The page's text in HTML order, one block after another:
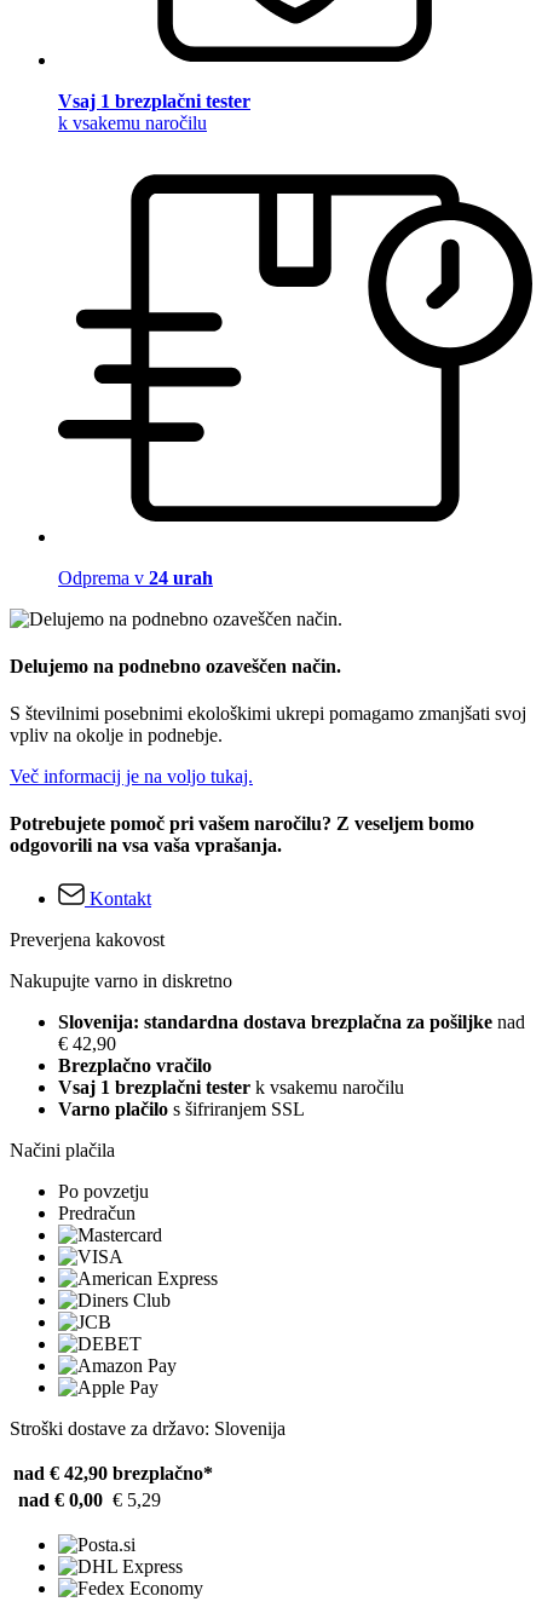
Vsaj 1 brezplačni tester
k vsakemu naročilu
Odprema v 24 urah
Delujemo na podnebno ozaveščen način.
S številnimi posebnimi ekološkimi ukrepi pomagamo zmanjšati svoj
vpliv na okolje in podnebje.
Več informacij je na voljo tukaj.
Potrebujete pomoč pri vašem naročilu? Z veseljem bomo
odgovorili na vsa vaša vprašanja.
Kontakt
Preverjena kakovost
Nakupujte varno in diskretno
Slovenija: standardna dostava brezplačna za pošiljke nad
€ 42,90
Brezplačno vračilo
Vsaj 1 brezplačni tester k vsakemu naročilu
Varno plačilo s šifriranjem SSL
Načini plačila
Po povzetju
Predračun
Stroški dostave za državo: Slovenija
nad € 42,90 brezplačno*
nad € 0,00 € 5,29